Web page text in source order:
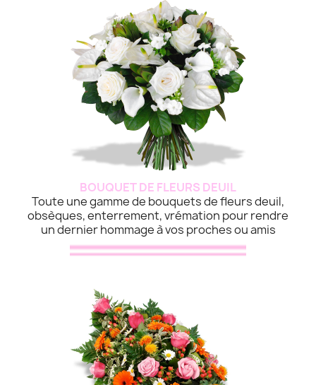
BOUQUET DE FLEURS DEUIL
Toute une gamme de bouquets de fleurs deuil,
obsèques, enterrement, vrémation pour rendre
un dernier hommage à vos proches ou amis